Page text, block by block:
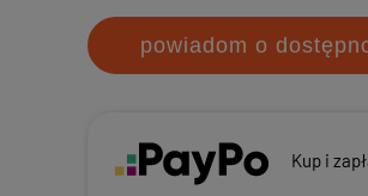
powiadom o
Kup i